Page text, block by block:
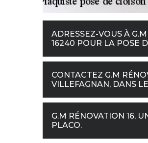
ADRESSEZ-VOUS À
16240 POUR LA POSE
CONTACTEZ G.M
VILLEFAGNAN, DANS
G.M RÉNOVATION 16,
PLACO.